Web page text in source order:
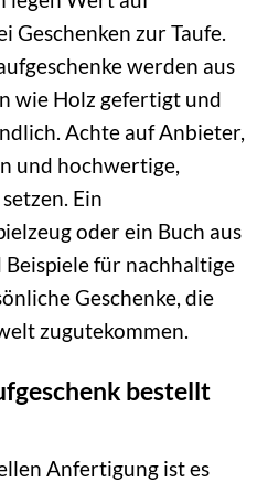
Geschenken zur Taufe.
werden aus
wie Holz gefertigt und
Achte auf Anbieter,
und hochwertige,
Ein
oder ein Buch aus
für nachhaltige
Geschenke, die
zugutekommen.
bestellt
Anfertigung ist es